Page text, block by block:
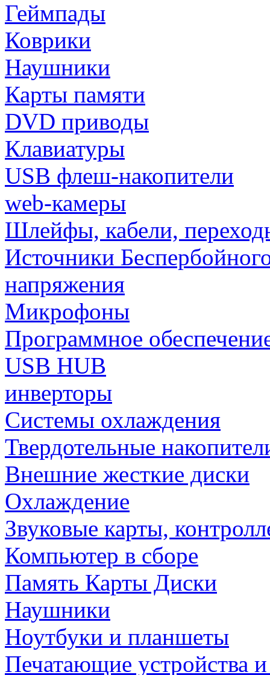
Геймпады
Коврики
Наушники
Карты памяти
DVD приводы
Клавиатуры
USB флеш-накопители
web-камеры
Шлейфы, кабели,
Источники
напряжения
Микрофоны
Программное
USB HUB
инверторы
Системы охлаждения
Твердотельные
Внешние жесткие диски
Охлаждение
Звуковые карты,
Компьютер в сборе
Память Карты Диски
Наушники
Ноутбуки и планшеты
Печатающие устройства